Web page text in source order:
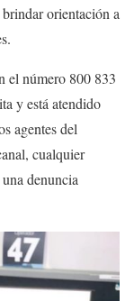
orientación a
el número 800 833
y está atendido
agentes del
cualquier
denuncia